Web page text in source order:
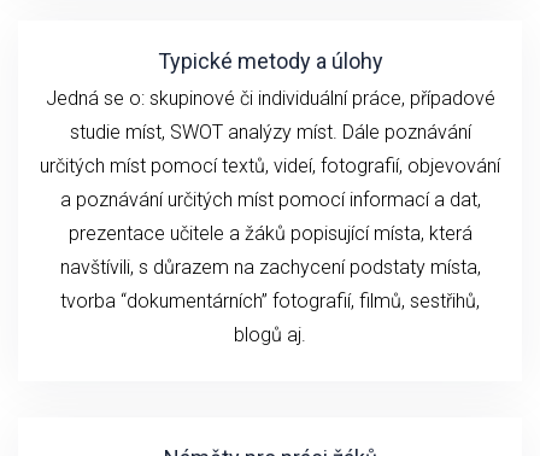
Typické metody a úlohy
Jedná se o: skupinové či individuální práce, případové
studie míst, SWOT analýzy míst. Dále poznávání
určitých míst pomocí textů, videí, fotografií, objevování
a poznávání určitých míst pomocí informací a dat,
prezentace učitele a žáků popisující místa, která
navštívili, s důrazem na zachycení podstaty místa,
tvorba “dokumentárních” fotografií, filmů, sestřihů,
blogů aj.